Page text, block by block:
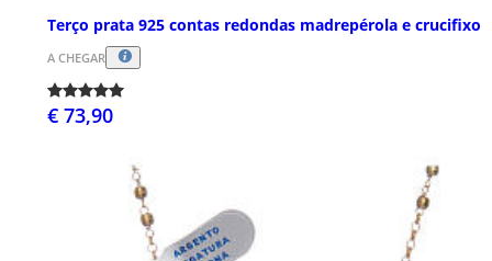
Terço prata 925 contas redondas madrepérola e crucifixo
A CHEGAR
€ 73,90